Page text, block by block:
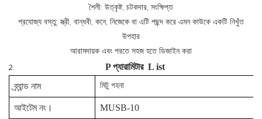
শৈলী: উত্কৃষ্ট, চটকদার, সংক্ষিপ্ত
প্রযোজ্য বস্তু: স্ত্রী, বান্ধবী, কনে, নিজেকে বা এটি পছন্দ করে এমন কাউকে একটি নিখুঁত
উপহার
আরামদায়ক এবং পরতে সহজ হতে ডিজাইন করা
Pপ্যারামিটার L ist
ব্র্যান্ড নাম
মিটু গহনা
আইটেম নং। MUSB-10